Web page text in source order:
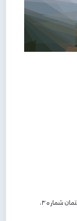
دانشگاه کردستان، دانشکده فنی، ساختمان شماره ۳،